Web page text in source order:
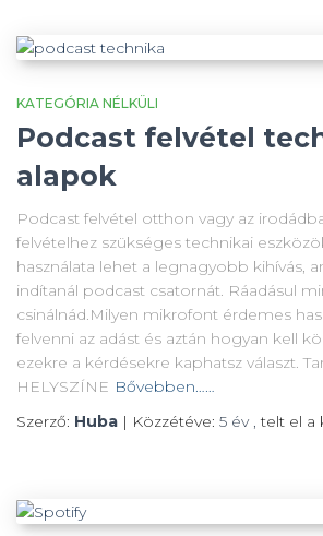
KATEGÓRIA NÉLKÜLI
Podcast felvétel
alapok
Podcast felvétel otthon vagy az
felvételhez szükséges technikai
használata lehet a legnagyobb kihívás,
indítanál podcast csatornát. Ráadásul
csinálnád.Milyen mikrofont érdemes
felvenni az adást és aztán hogyan kell
ezekre a kérdésekre kaphatsz választ.
HELYSZÍNE Bővebben……
Szerző: Huba | Közzétéve: 5 év,telt el a